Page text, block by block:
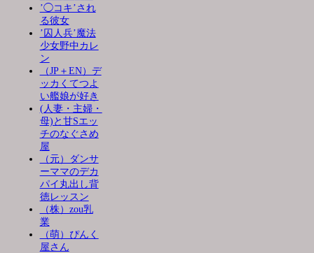
’◯コキ’され
る彼女
’囚人兵’魔法
少女野中カレ
ン
（JP＋EN）デ
ッカくてつよ
い艦娘が好き
(人妻・主婦・
母)と甘Sエッ
チのなぐさめ
屋
（元）ダンサ
ーママのデカ
パイ丸出し背
徳レッスン
（株）zou乳
業
（萌）ぴんく
屋さん